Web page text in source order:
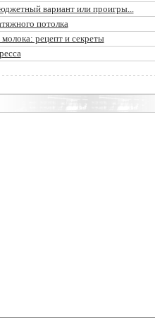
вариант или проигры...
потолка
рецепт и секреты